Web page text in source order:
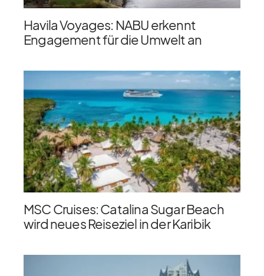
Havila Voyages: NABU erkennt
Engagement für die Umwelt an
MSC Cruises: Catalina Sugar Beach
wird neues Reiseziel in der Karibik